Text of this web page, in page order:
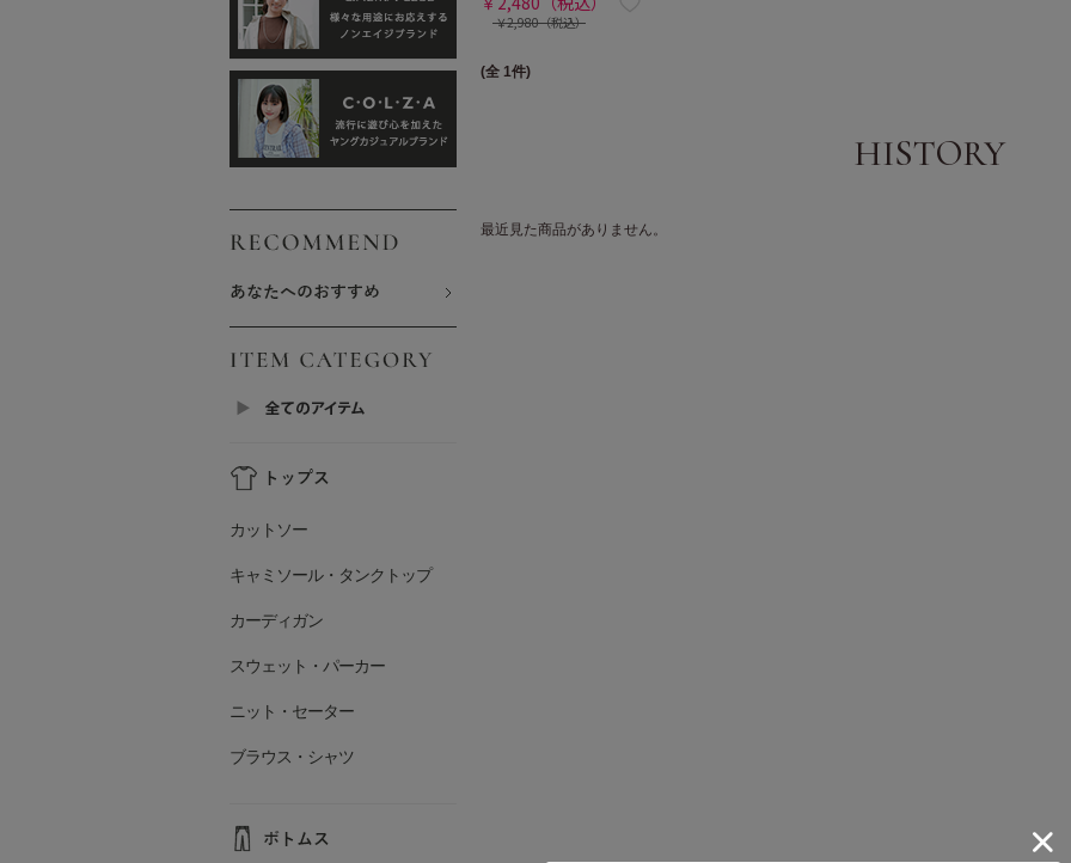
￥2,980（税込）
(全 1件)
最近見た商品がありません。
カットソー
キャミソール・タンクトップ
カーディガン
スウェット・パーカー
ニット・セーター
ブラウス・シャツ